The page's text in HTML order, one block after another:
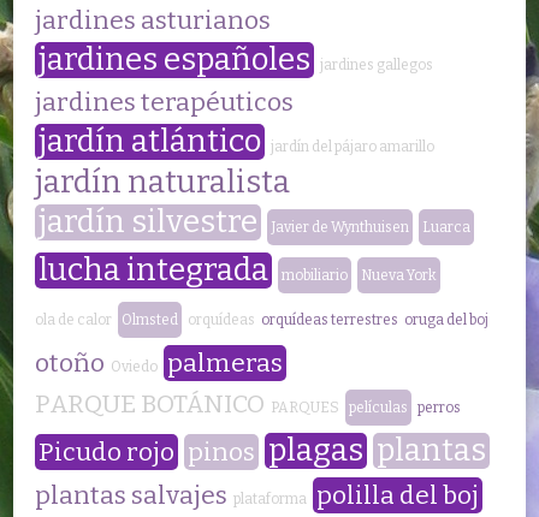
jardines asturianos
jardines españoles jardines gallegos
jardines terapéuticos
jardín atlántico jardín del pájaro amarillo
jardín naturalista
jardín silvestre
Javier de Wynthuisen Luarca
lucha integrada mobiliario Nueva York
ola de calor Olmsted orquídeas orquídeas terrestres oruga del boj
otoño Oviedo
palmeras
PARQUE BOTÁNICO PARQUES películas perros
Picudo rojo pinos plagas plantas
plantas salvajes plataforma polilla del boj